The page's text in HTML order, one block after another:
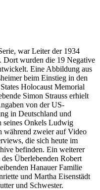
war Leiter der 1934
Dort wurden die 19 Negative
Eine Abbildung aus
beim Einstieg in den
Holocaust Memorial
Simon Strauss erhielt
von der US-
in Deutschland und
seines Onkels Ludwig
während zweier auf Video
die sich heute im
befinden. Ein weiterer
Überlebenden Robert
Hanauer Familie
und Martha Eisenstädt
und Schwester.